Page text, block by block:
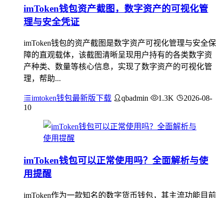
imToken钱包资产截图，数字资产的可视化管
理与安全凭证
imToken钱包的资产截图是数字资产可视化管理与安全保
障的直观载体，该截图清晰呈现用户持有的各类数字资
产种类、数量等核心信息，实现了数字资产的可视化管
理，帮助...
imtoken钱包最新版下载 qbadmin 1.3K
2026-08-
10
imToken钱包可以正常使用吗？全面解析与使
用提醒
imToken作为一款知名的数字货币钱包，其主流功能目前